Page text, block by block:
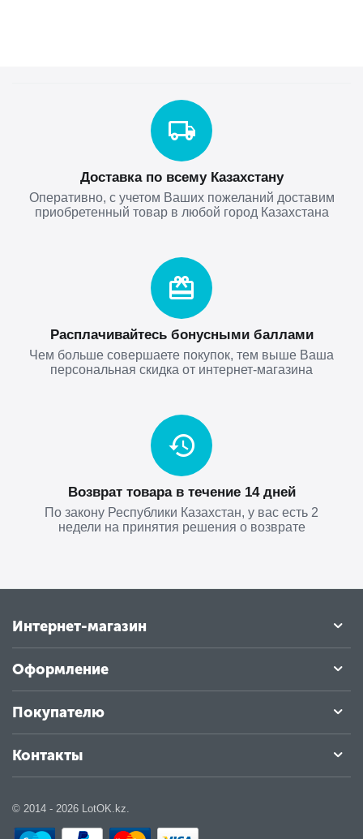
Доставка по всему Казахстану
Оперативно, с учетом Ваших пожеланий доставим
приобретенный товар в любой город Казахстана
Расплачивайтесь бонусными баллами
Чем больше совершаете покупок, тем выше Ваша
персональная скидка от интернет-магазина
Возврат товара в течение 14 дней
По закону Республики Казахстан, у вас есть 2
недели на принятия решения о возврате
Интернет-магазин
Оформление
Покупателю
Контакты
© 2014 - 2026 LotOK.kz.